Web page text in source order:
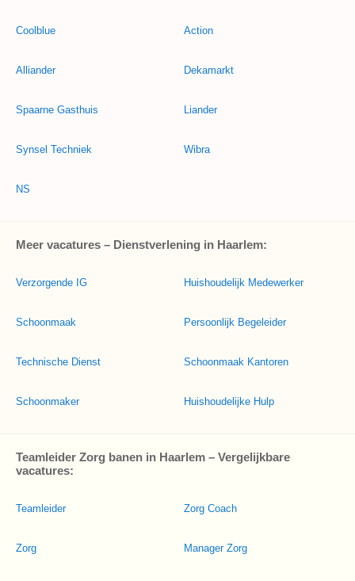
Coolblue
Alliander
Spaarne Gasthuis
Synsel Techniek
NS
Action
Dekamarkt
Liander
Wibra
Meer vacatures – Dienstverlening in Haarlem:
Verzorgende IG
Schoonmaak
Technische Dienst
Schoonmaker
Huishoudelijk Medewerker
Persoonlijk Begeleider
Schoonmaak Kantoren
Huishoudelijke Hulp
Teamleider Zorg banen in Haarlem – Vergelijkbare
vacatures:
Teamleider
Zorg
Zorg Coach
Manager Zorg